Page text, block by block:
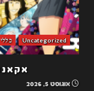
Uncategorized כללי
אוגוסט 5, 2026